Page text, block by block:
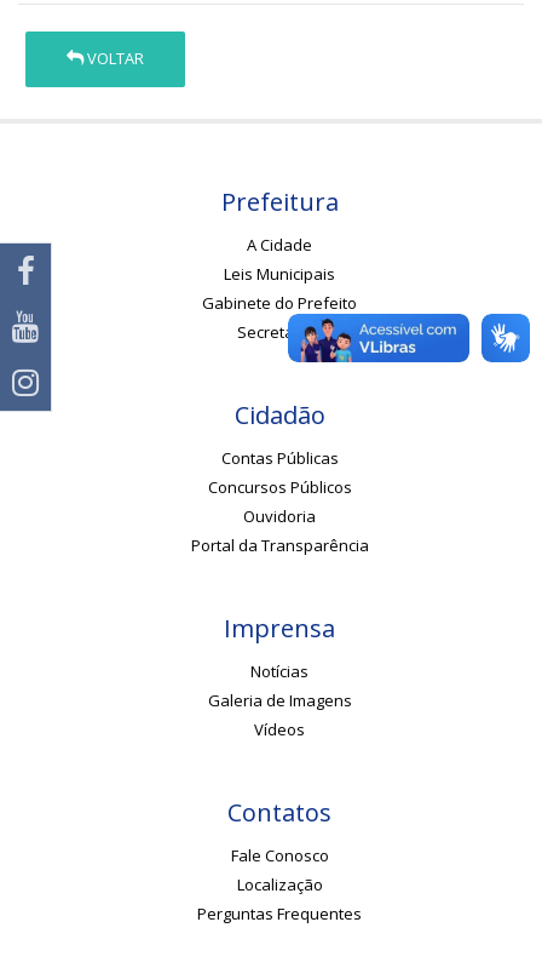
VOLTAR
Prefeitura
A Cidade
Leis Municipais
Gabinete do Prefeito
Secretarias
Cidadão
Contas Públicas
Concursos Públicos
Ouvidoria
Portal da Transparência
Imprensa
Notícias
Galeria de Imagens
Vídeos
Contatos
Fale Conosco
Localização
Perguntas Frequentes